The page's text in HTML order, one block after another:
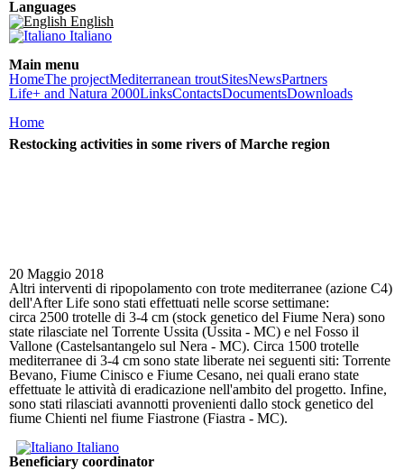
Languages
English
Italiano
Main menu
HomeThe projectMediterranean troutSitesNewsPartners
Life+ and Natura 2000LinksContactsDocumentsDownloads
You are here
Home
Restocking activities in some rivers of Marche region
20 Maggio 2018
Altri interventi di ripopolamento con trote mediterranee (azione C4)
dell'After Life sono stati effettuati nelle scorse settimane:
circa 2500 trotelle di 3-4 cm (stock genetico del Fiume Nera) sono
state rilasciate nel Torrente Ussita (Ussita - MC) e nel Fosso il
Vallone (Castelsantangelo sul Nera - MC). Circa 1500 trotelle
mediterranee di 3-4 cm sono state liberate nei seguenti siti: Torrente
Bevano, Fiume Cinisco e Fiume Cesano, nei quali erano state
effettuate le attività di eradicazione nell'ambito del progetto. Infine,
sono stati rilasciati avannotti provenienti dallo stock genetico del
fiume Chienti nel fiume Fiastrone (Fiastra - MC).
Italiano
Beneficiary coordinator